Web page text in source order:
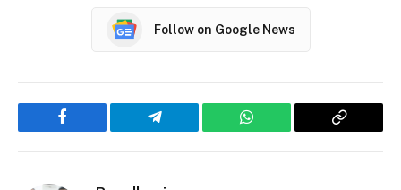
Follow on Google News
Facebook Telegram WhatsApp
Copy